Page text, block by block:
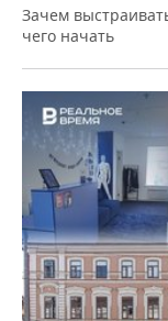
Зачем
чего начать